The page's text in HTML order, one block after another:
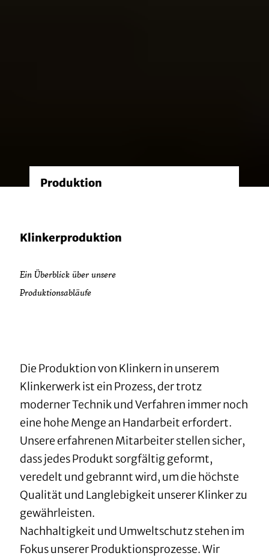
Produktion
Klinkerproduktion
Ein Überblick über unsere
Produktionsabläufe
Die Produktion von Klinkern in unserem
Klinkerwerk ist ein Prozess, der trotz
moderner Technik und Verfahren immer noch
eine hohe Menge an Handarbeit erfordert.
Unsere erfahrenen Mitarbeiter stellen sicher,
dass jedes Produkt sorgfältig geformt,
veredelt und gebrannt wird, um die höchste
Qualität und Langlebigkeit unserer Klinker zu
gewährleisten.
Nachhaltigkeit und Umweltschutz stehen im
Fokus unserer Produktionsprozesse. Wir